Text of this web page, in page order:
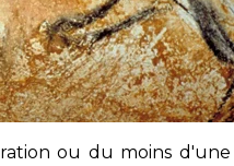
ou du moins